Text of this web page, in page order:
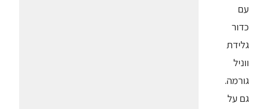
עם
כדור
גלידת
ווניל
גורמה.
גם על